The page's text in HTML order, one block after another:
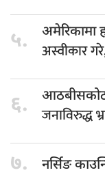
५. अमेरिकामा
अस्वीकार
६.
जनाविरुद्ध
७. नर्सिङ